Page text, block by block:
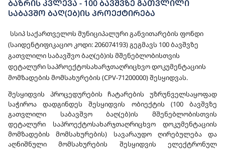
ᲑᲐᲖᲠᲘᲡ ᲙᲕᲚᲔᲕᲐ - 100 ᲑᲐᲕᲨᲕᲖᲔ ᲒᲐᲗᲕᲚᲘᲚᲘ
ᲡᲐᲑᲐᲕᲨᲝ ᲑᲐᲦ(ᲔᲑ)ᲘᲡ ᲞᲠᲝᲔᲥᲢᲘᲠᲔᲑᲐ
სსიპ საქართველოს მუნიციპალური განვითარების ფონდი
(საიდენტიფიკაციო კოდი: 206074193) გეგმავს 100 ბავშვზე
გათვლილი საბავშვო ბაღ(ებ)ის მშენებლობისთვის
დეტალური საპროექტოსახარჯთაღრიცხვო დოკუმენტაციის
მომზადების მომსახურების (CPV-71200000) შესყიდვას.
შესყიდვის პროცედურების ჩატარების უზრუნველსაყოფად
საჭიროა დადგინდეს შესყიდვის ობიექტის (100 ბავშვზე
გათვლილი საბავშვო ბაღ(ებ)ის მშენებლობისთვის
დეტალური საპროექტოსახარჯთაღრიცხვო დოკუმენტაციის
მომზადების მომსახურების) სავარაუდო ღირებულება და
აღნიშნული მომსახურების შესყიდვის ელექტრონულ